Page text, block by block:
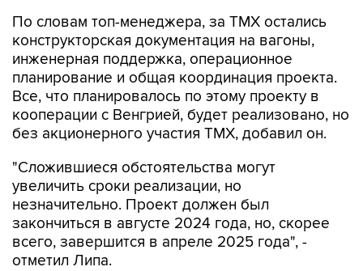
По словам топ-менеджера, за ТМХ остались
конструкторская документация на вагоны,
инженерная поддержка, операционное
планирование и общая координация проекта.
Все, что планировалось по этому проекту в
кооперации с Венгрией, будет реализовано, но
без акционерного участия ТМХ, добавил он.
"Сложившиеся обстоятельства могут
увеличить сроки реализации, но
незначительно. Проект должен был
закончиться в августе 2024 года, но, скорее
всего, завершится в апреле 2025 года", -
отметил Липа.